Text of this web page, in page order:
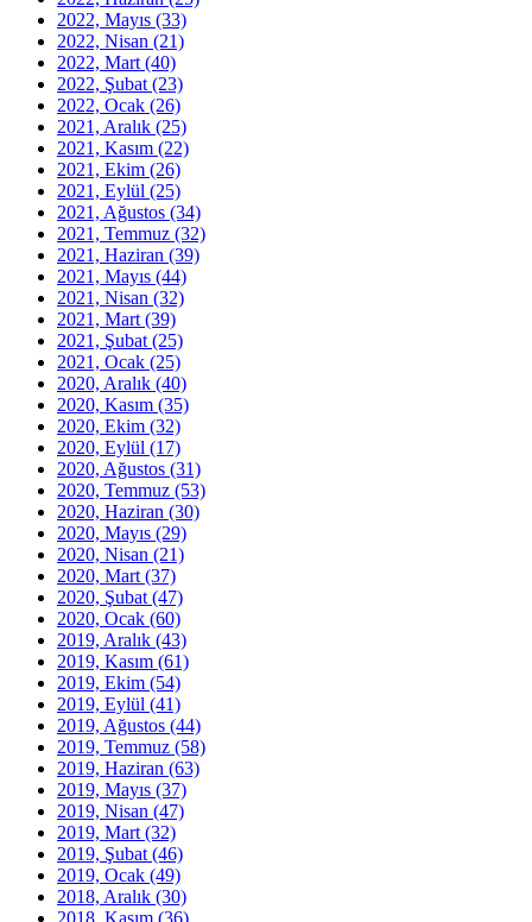
2022, Mayıs (33)
2022, Nisan (21)
2022, Mart (40)
2022, Şubat (23)
2022, Ocak (26)
2021, Aralık (25)
2021, Kasım (22)
2021, Ekim (26)
2021, Eylül (25)
2021, Ağustos (34)
2021, Temmuz (32)
2021, Haziran (39)
2021, Mayıs (44)
2021, Nisan (32)
2021, Mart (39)
2021, Şubat (25)
2021, Ocak (25)
2020, Aralık (40)
2020, Kasım (35)
2020, Ekim (32)
2020, Eylül (17)
2020, Ağustos (31)
2020, Temmuz (53)
2020, Haziran (30)
2020, Mayıs (29)
2020, Nisan (21)
2020, Mart (37)
2020, Şubat (47)
2020, Ocak (60)
2019, Aralık (43)
2019, Kasım (61)
2019, Ekim (54)
2019, Eylül (41)
2019, Ağustos (44)
2019, Temmuz (58)
2019, Haziran (63)
2019, Mayıs (37)
2019, Nisan (47)
2019, Mart (32)
2019, Şubat (46)
2019, Ocak (49)
2018, Aralık (30)
2018, Kasım (36)